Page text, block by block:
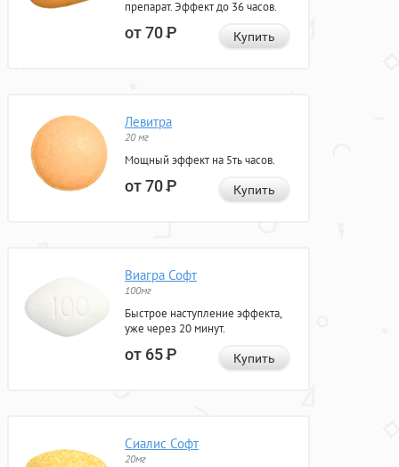
препарат. Эффект до 36 часов.
от 70Р Купить
Левитра
20 мг
Мощный эффект на 5ть часов.
от 70Р Купить
Виагра Софт
100мг
Быстрое наступление эффекта,
уже через 20 минут.
от 65Р Купить
Сиалис Софт
20мг